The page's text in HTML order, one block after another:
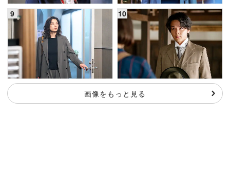
画像をもっと見る